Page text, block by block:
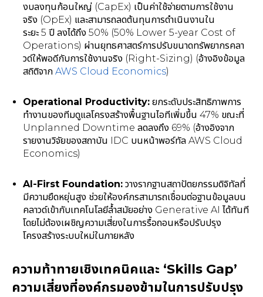
งบลงทุนก้อนใหญ่ (CapEx) เป็นค่าใช้จ่ายตามการใช้งาน
จริง (OpEx) และสามารถลดต้นทุนการดำเนินงานใน
ระยะ 5 ปี ลงได้ถึง 50% (50% Lower 5-year Cost of
Operations) ผ่านยุทธศาสตร์การปรับขนาดทรัพยากรคลา
วด์ให้พอดีกับการใช้งานจริง (Right-Sizing) (อ้างอิงข้อมูล
สถิติจากAWS Cloud Economics)
Operational Productivity: ยกระดับประสิทธิภาพการ
ทำงานของทีมดูแลโครงสร้างพื้นฐานไอทีเพิ่มขึ้น 47% ขณะที่
Unplanned Downtime ลดลงถึง 69% (อ้างอิงจาก
รายงานวิจัยของสถาบัน IDC บนหน้าพอร์ทัล AWS Cloud
Economics)
AI-First Foundation: วางรากฐานสถาปัตยกรรมดิจิทัลที่
มีความยืดหยุ่นสูง ช่วยให้องค์กรสามารถเชื่อมต่อฐานข้อมูลบน
คลาวด์เข้ากับเทคโนโลยีล้ำสมัยอย่าง Generative AI ได้ทันที
โดยไม่ต้องเผชิญความเสี่ยงในการรื้อถอนหรือปรับปรุง
โครงสร้างระบบใหม่ในภายหลัง
ความท้าทายเชิงเทคนิคและ ‘Skills Gap’
ความเสี่ยงที่องค์กรมองข้ามในการปรับปรุง